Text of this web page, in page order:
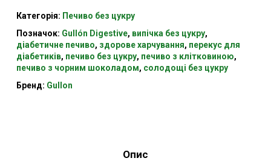
Категорія: Печиво без цукру
Позначок: Gullón Digestive, випічка без цукру,
діабетичне печиво, здорове харчування, перекус для
діабетиків, печиво без цукру, печиво з клітковиною,
печиво з чорним шоколадом, солодощі без цукру
Бренд: Gullon
Опис